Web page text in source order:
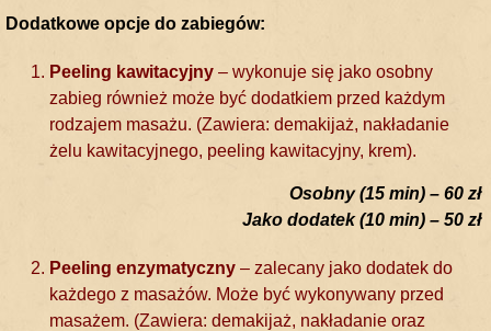
Dodatkowe opcje do zabiegów:
Peeling kawitacyjny – wykonuje się jako osobny
zabieg również może być dodatkiem przed każdym
rodzajem masażu. (Zawiera: demakijaż, nakładanie
żelu kawitacyjnego, peeling kawitacyjny, krem).
Osobny (15 min) – 60 zł
Jako dodatek (10 min) – 50 zł
Peeling enzymatyczny – zalecany jako dodatek do
każdego z masażów. Może być wykonywany przed
masażem. (Zawiera: demakijaż, nakładanie oraz